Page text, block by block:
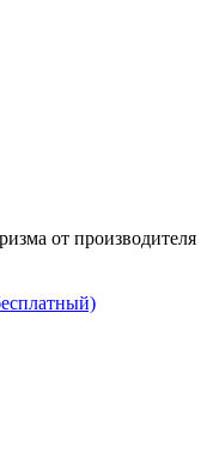
от производителя